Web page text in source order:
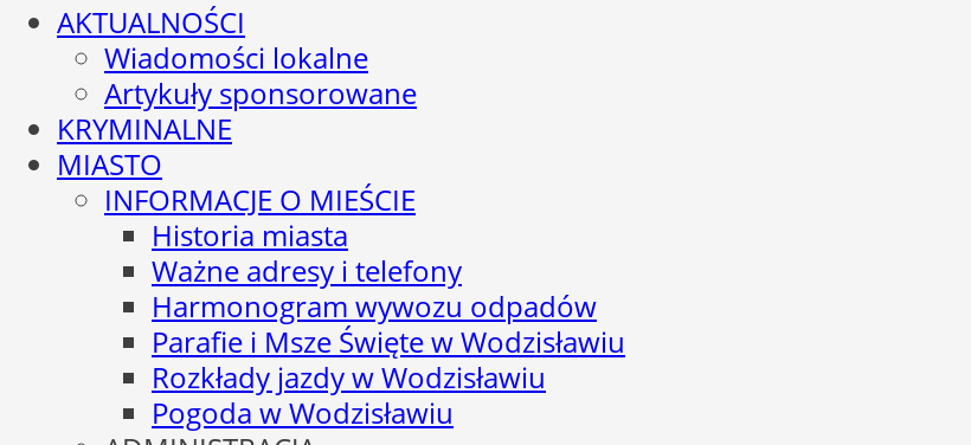
AKTUALNOŚCI
Wiadomości lokalne
Artykuły sponsorowane
KRYMINALNE
MIASTO
INFORMACJE O MIEŚCIE
Historia miasta
Ważne adresy i telefony
Harmonogram wywozu odpadów
Parafie i Msze Święte w Wodzisławiu
Rozkłady jazdy w Wodzisławiu
Pogoda w Wodzisławiu